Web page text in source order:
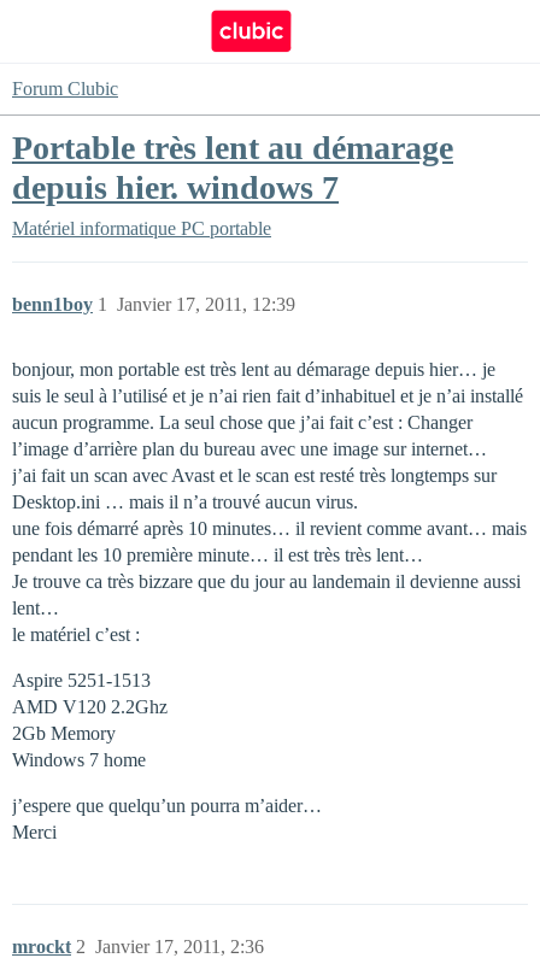
Forum Clubic
Portable très lent au démarage
depuis hier. windows 7
Matériel informatique PC portable
benn1boy Janvier 17, 2011, 12:39
1
bonjour, mon portable est très lent au démarage depuis hier… je
suis le seul à l’utilisé et je n’ai rien fait d’inhabituel et je n’ai installé
aucun programme. La seul chose que j’ai fait c’est : Changer
l’image d’arrière plan du bureau avec une image sur internet…
j’ai fait un scan avec Avast et le scan est resté très longtemps sur
Desktop.ini … mais il n’a trouvé aucun virus.
une fois démarré après 10 minutes… il revient comme avant… mais
pendant les 10 première minute… il est très très lent…
Je trouve ca très bizzare que du jour au landemain il devienne aussi
lent…
le matériel c’est :
Aspire 5251-1513
AMD V120 2.2Ghz
2Gb Memory
Windows 7 home
j’espere que quelqu’un pourra m’aider…
Merci
mrockt Janvier 17, 2011, 2:36
2